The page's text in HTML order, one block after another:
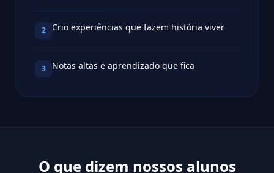
2 Crio experiências que fazem história viver
3 Notas altas e aprendizado que fica
O que dizem nossos alunos